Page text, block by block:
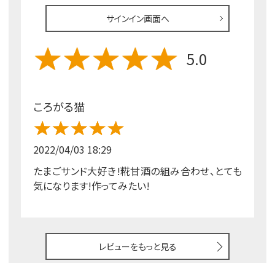
サインイン画面へ
5.0
ころがる猫
2022/04/03 18:29
たまごサンド大好き!糀甘酒の組み合わせ、とても
気になります!作ってみたい!
レビューをもっと見る